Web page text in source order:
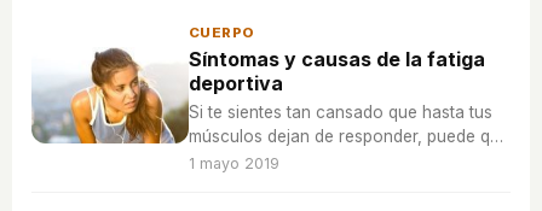
CUERPO
Síntomas y causas de la fatiga
deportiva
Si te sientes tan cansado que hasta tus
músculos dejan de responder, puede que
estés sufriendo fatiga muscular.Descubre
1 mayo 2019